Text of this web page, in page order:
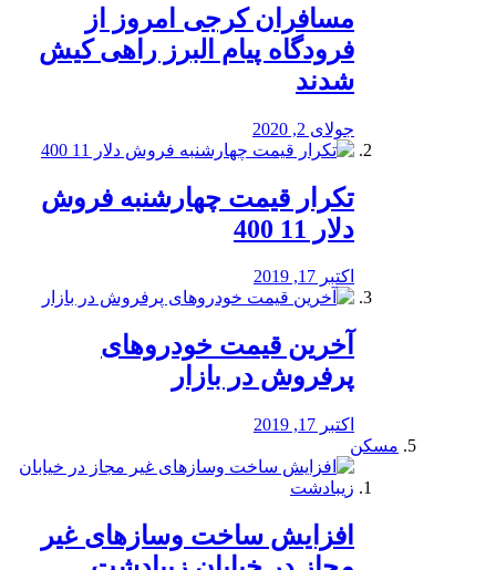
مسافران کرجی امروز از
فرودگاه پیام البرز راهی کیش
شدند
جولای 2, 2020
تکرار قیمت چهارشنبه فروش
دلار 11 400
اکتبر 17, 2019
آخرین قیمت خودرو‌های
پرفروش در بازار
اکتبر 17, 2019
مسکن
افزایش ساخت وسازهای غیر